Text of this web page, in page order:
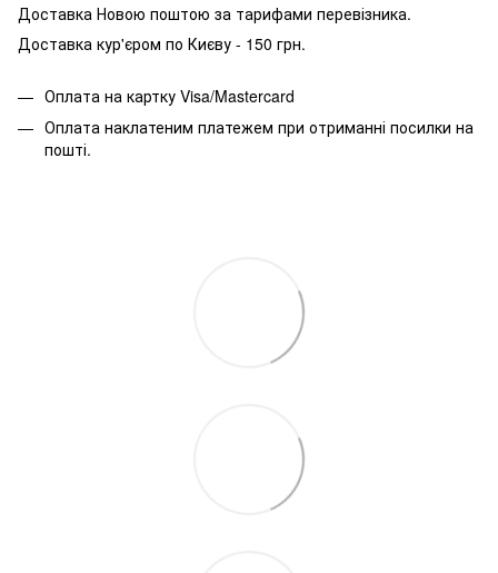
Доставка Новою поштою за тарифами перевізника.
Доставка кур'єром по Києву - 150 грн.
Оплата на картку Visa/Mastercard
Оплата наклатеним платежем при отриманні посилки на
пошті.